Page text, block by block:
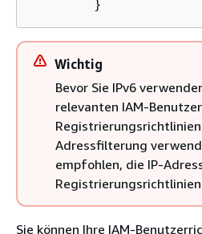
        }
Wichtig
Bevor Sie IPv6
relevanten IAM-
Adressfilterung
empfohlen, die IP-
Sie können Ihre IAM-